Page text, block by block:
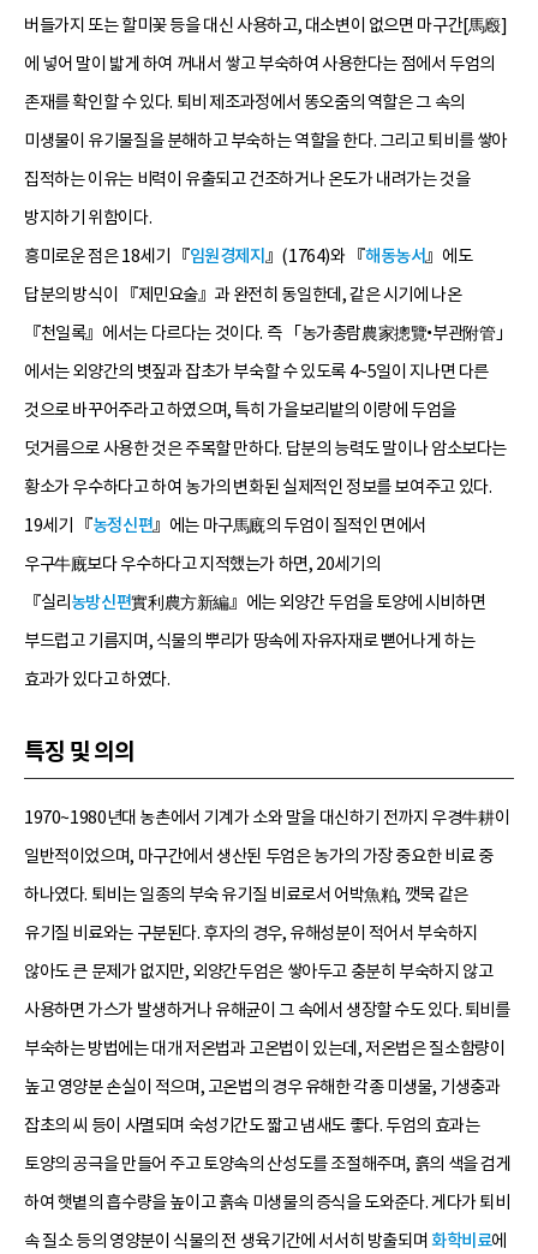
버들가지 또는 할미꽃 등을 대신 사용하고, 대소변이 없으면 마구간[馬廏]
에 넣어 말이 밟게 하여 꺼내서 쌓고 부숙하여 사용한다는 점에서 두엄의
존재를 확인할 수 있다. 퇴비 제조과정에서 똥오줌의 역할은 그 속의
미생물이 유기물질을 분해하고 부숙하는 역할을 한다. 그리고 퇴비를 쌓아
집적하는 이유는 비력이 유출되고 건조하거나 온도가 내려가는 것을
방지하기 위함이다.
흥미로운 점은 18세기 『임원경제지 』(1764)와 『해동농서』에도
답분의 방식이 『제민요술』과 완전히 동일한데, 같은 시기에 나온
『천일록』에서는 다르다는 것이다. 즉 「농가총람農家摠覽•부관附管」
에서는 외양간의 볏짚과 잡초가 부숙할 수 있도록 4~5일이 지나면 다른
것으로 바꾸어주라고 하였으며, 특히 가을보리밭의 이랑에 두엄을
덧거름으로 사용한 것은 주목할 만하다. 답분의 능력도 말이나 암소보다는
황소가 우수하다고 하여 농가의 변화된 실제적인 정보를 보여주고 있다.
19세기 『농정신편』에는 마구馬廐의 두엄이 질적인 면에서
우구牛廐보다 우수하다고 지적했는가 하면, 20세기의
『실리 농방신편實利農方新編』에는 외양간 두엄을 토양에 시비하면
부드럽고 기름지며, 식물의 뿌리가 땅속에 자유자재로 뻗어나게 하는
효과가 있다고 하였다.
특징 및 의의
1970~1980년대 농촌에서 기계가 소와 말을 대신하기 전까지 우경牛耕이
일반적이었으며, 마구간에서 생산된 두엄은 농가의 가장 중요한 비료 중
하나였다. 퇴비는 일종의 부숙 유기질 비료로서 어박魚粕, 깻묵 같은
유기질 비료와는 구분된다. 후자의 경우, 유해성분이 적어서 부숙하지
않아도 큰 문제가 없지만, 외양간두엄은 쌓아두고 충분히 부숙하지 않고
사용하면 가스가 발생하거나 유해균이 그 속에서 생장할 수도 있다. 퇴비를
부숙하는 방법에는 대개 저온법과 고온법이 있는데, 저온법은 질소함량이
높고 영양분 손실이 적으며, 고온법의 경우 유해한 각종 미생물, 기생충과
잡초의 씨 등이 사멸되며 숙성기간도 짧고 냄새도 좋다. 두엄의 효과는
토양의 공극을 만들어 주고 토양속의 산성도를 조절해주며, 흙의 색을 검게
하여 햇볕의 흡수량을 높이고 흙속 미생물의 증식을 도와준다. 게다가 퇴비
속 질소 등의 영양분이 식물의 전 생육기간에 서서히 방출되며 화학비료에